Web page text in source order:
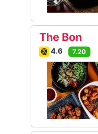
The Bon
4.6 7.20